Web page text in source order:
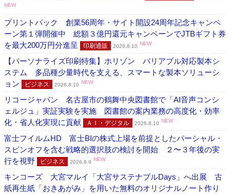
NEW
プリントパック 創業56周年・サイト開設24周年記念キャンペ
ーン第１弾開催中 総額３億円還元キャンペーンでJTBギフト券
を最大200万円分進呈
印刷通販 2026.8.10 NEW
【パーソナライズ印刷特集】ホリゾン バリアブル対応製本シ
ステム 多品種少量時代を支える、スマートな製本ソリューシ
ョン
ビジネス 2026.8.10 NEW
リコージャパン 名古屋市の鶴舞中央図書館で「AI音声コンシ
ェルジュ」実証実験を実施 図書館の案内業務の高度化・効率
化・省人化実現に貢献
ＡＩ・デジタル 2026.8.10 NEW
富士フイルムHD 富士BIの株式上場を前提としたパーシャル・
スピンオフを含む戦略的選択肢の検討を開始 ２〜３年後の実
行を視野
ビジネス 2026.8.9 NEW
キンコーズ 大宮マルイ「大宮サステナブルDays」へ出展 古
紙再生紙「おきあがみ」を用いた無料のオリジナルノート作り